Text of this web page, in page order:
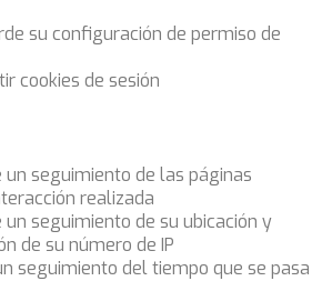
su configuración de permiso de
cookies de sesión
un seguimiento de las páginas
realizada
un seguimiento de su ubicación y
de su número de IP
seguimiento del tiempo que se pasa